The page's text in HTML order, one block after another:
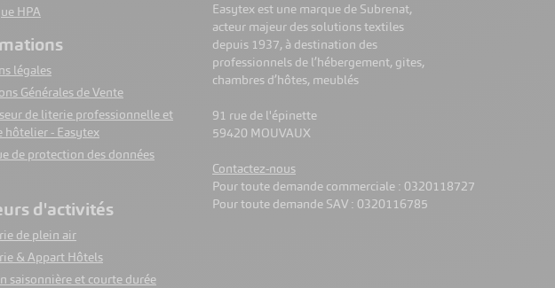
HPA
légales
Générales de Vente
de literie professionnelle et
hôtelier - Easytex
de protection des données
d'activités
de plein air
& Appart Hôtels
saisonnière et courte durée
Easytex est une marque de Subrenat,
acteur majeur des solutions textiles
depuis 1937, à destination des
professionnels de l’hébergement, gites,
chambres d’hôtes, meublés
91 rue de l'épinette
59420 MOUVAUX
Contactez-nous
Pour toute demande commerciale : 0320118727
Pour toute demande SAV : 0320116785